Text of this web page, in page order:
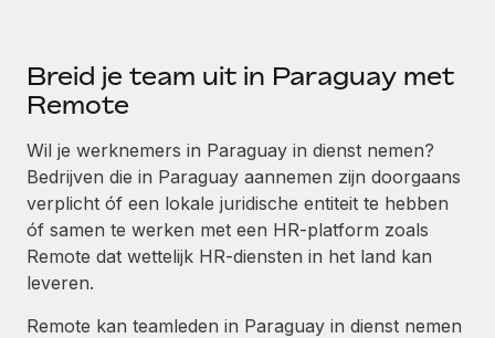
Breid je team uit in Paraguay met
Remote
Wil je werknemers in Paraguay in dienst nemen?
Bedrijven die in Paraguay aannemen zijn doorgaans
verplicht óf een lokale juridische entiteit te hebben
óf samen te werken met een HR-platform zoals
Remote dat wettelijk HR-diensten in het land kan
leveren.
Remote kan teamleden in Paraguay in dienst nemen